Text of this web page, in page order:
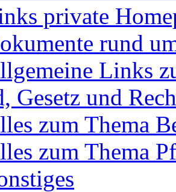
private
rund
Links
Gesetz und
zum Thema
zum Thema